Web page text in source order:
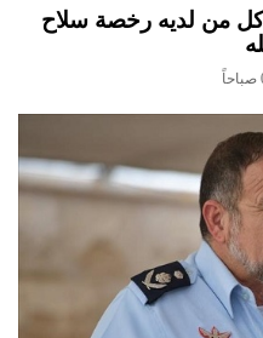
كل من لديه رخصة سلاح